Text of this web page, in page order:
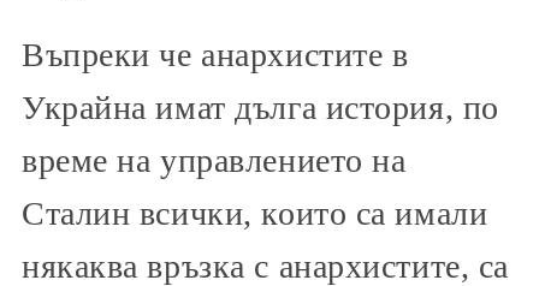
Въпреки че анархистите в
Украйна имат дълга история, по
време на управлението на
Сталин всички, които са имали
някаква връзка с анархистите, са